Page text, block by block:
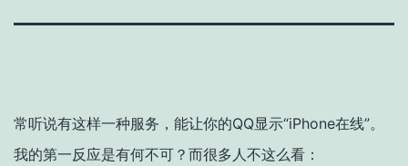
常听说有这样一种服务，能让你的QQ显示“iPhone在线”。
我的第一反应是有何不可？而很多人不这么看：